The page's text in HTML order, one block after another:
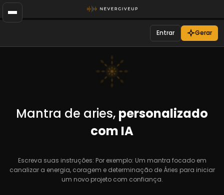
Entrar Gerar
Mantra de aries, personalizado
com IA
Escreva suas instruções: Por exemplo: Um mantra focado em
canalizar a energia, coragem e determinação de Áries para iniciar
um novo projeto com confiança.